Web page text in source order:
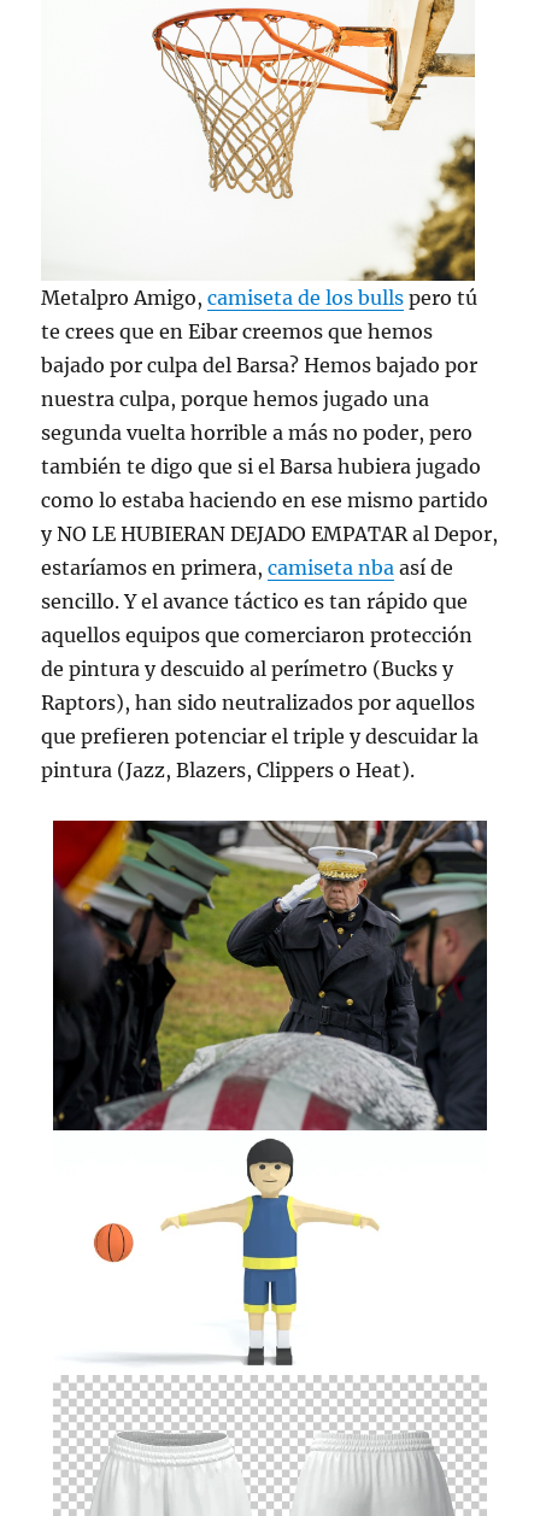
Metalpro Amigo,camiseta de los bulls pero tú
te crees que en Eibar creemos que hemos
bajado por culpa del Barsa? Hemos bajado por
nuestra culpa, porque hemos jugado una
segunda vuelta horrible a más no poder, pero
también te digo que si el Barsa hubiera jugado
como lo estaba haciendo en ese mismo partido
y NO LE HUBIERAN DEJADO EMPATAR al Depor,
estaríamos en primera,camiseta nba así de
sencillo. Y el avance táctico es tan rápido que
aquellos equipos que comerciaron protección
de pintura y descuido al perímetro (Bucks y
Raptors), han sido neutralizados por aquellos
que prefieren potenciar el triple y descuidar la
pintura (Jazz, Blazers, Clippers o Heat).